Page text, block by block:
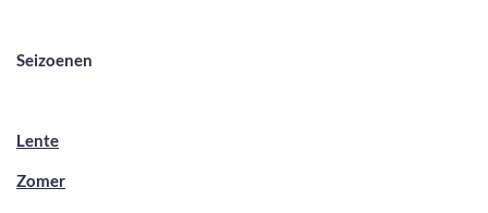
Seizoenen
Lente
Zomer